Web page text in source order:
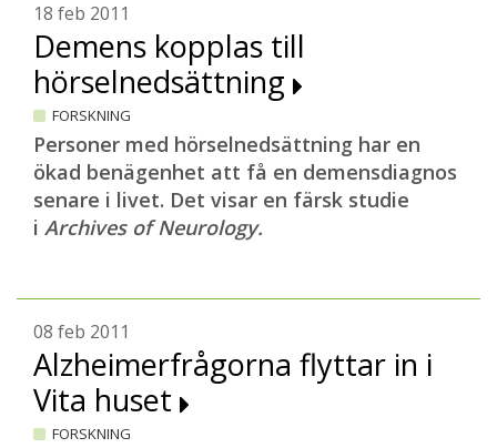
18 feb 2011
Demens kopplas till
hörselnedsättning
FORSKNING
Personer med hörselnedsättning har en
ökad benägenhet att få en demensdiagnos
senare i livet. Det visar en färsk studie
i Archives of Neurology.
08 feb 2011
Alzheimerfrågorna flyttar in i
Vita huset
FORSKNING